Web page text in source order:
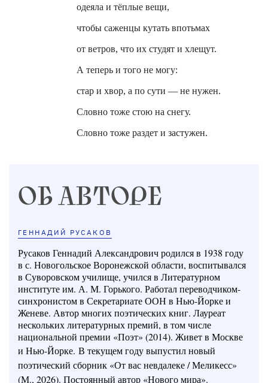
одеяла и тёплые вещи,
чтобы саженцы кутать впотьмах
от ветров, что их студят и хлещут.
А теперь и того не могу:
стар и хвор, а по сути — не нужен.
Словно тоже стою на снегу.
Словно тоже раздет и застужен.
ОБ АВТОРЕ
ГЕННАДИЙ РУСАКОВ
Русаков Геннадий Александрович родился в 1938 году
в с. Новогольское Воронежской области, воспитывался
в Суворовском училище, учился в Литературном
институте им. А. М. Горького. Работал переводчиком-
синхронистом в Секретариате ООН в Нью-Йорке и
Женеве. Автор многих поэтических книг. Лауреат
нескольких литературных премий, в том числе
национальной премии «Поэт» (2014). Живет в Москве
и Нью-Йорке. В текущем году выпустил новый
поэтический сборник «От вас невдалеке / Меликесс»
(М., 2026). Постоянный автор «Нового мира».